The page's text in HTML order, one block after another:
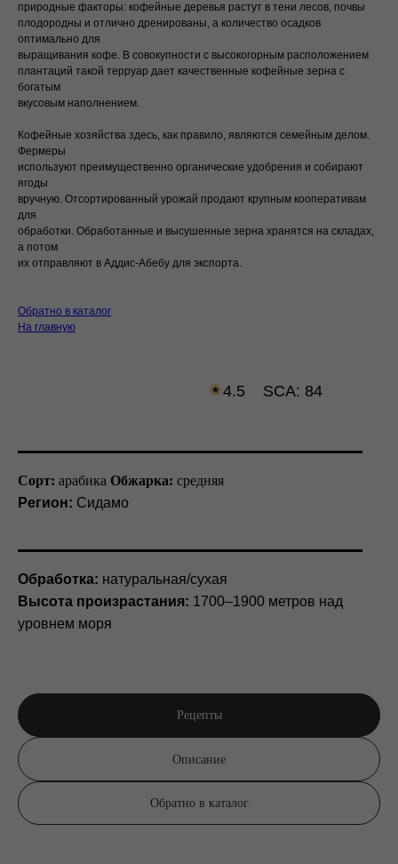
природные факторы: кофейные деревья растут в тени лесов, почвы
плодородны и отлично дренированы, а количество осадков
оптимально для
выращивания кофе. В совокупности с высокогорным расположением
плантаций такой терруар дает качественные кофейные зерна с
богатым
вкусовым наполнением.
Кофейные хозяйства здесь, как правило, являются семейным делом.
Фермеры
используют преимущественно органические удобрения и собирают
ягоды
вручную. Отсортированный урожай продают крупным кооперативам
для
обработки. Обработанные и высушенные зерна хранятся на складах,
а потом
их отправляют в Аддис-Абебу для экспорта.
Обратно в каталог
На главную
4.5 SCA: 84
Сорт: арабика Обжарка: средняя
Регион: Сидамо
Обработка: натуральная/сухая
Высота произрастания: 1700–1900 метров над
уровнем моря
Рецепты
Описание
Обратно в каталог